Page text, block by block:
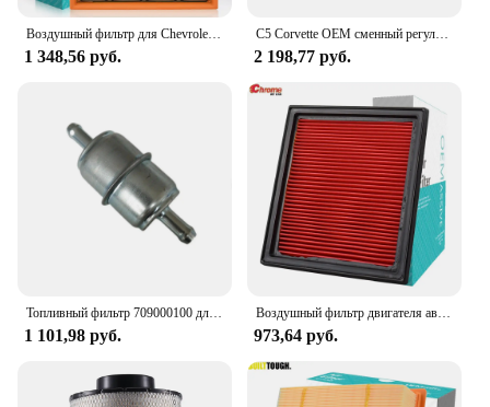
1 348,56 руб.
C5 Corvette OEM сменный регулятор давления топлива/фильтр LS1/LS6 WIX 33737
2 198,77 руб.
1 101,98 руб.
Воздушный фильтр двигателя автомобиля для NISSAN INFINITI EX35 G35 G37 Q60 QX50 370z EX37 G25 Q40 350Z 16546JK20A 16546-JK20A Комплект аксессуаров
973,64 руб.